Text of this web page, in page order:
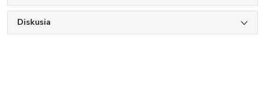
Diskusia